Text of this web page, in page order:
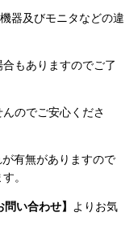
器及びモニタなどの違
ありますのでご了
でご安心くださ
無がありますので
す。
問い合わせ】
よりお気